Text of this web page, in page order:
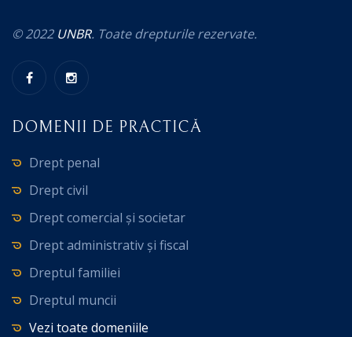
© 2022 UNBR. Toate drepturile rezervate.
DOMENII DE PRACTICĂ
Drept penal
Drept civil
Drept comercial și societar
Drept administrativ și fiscal
Dreptul familiei
Dreptul muncii
Vezi toate domeniile